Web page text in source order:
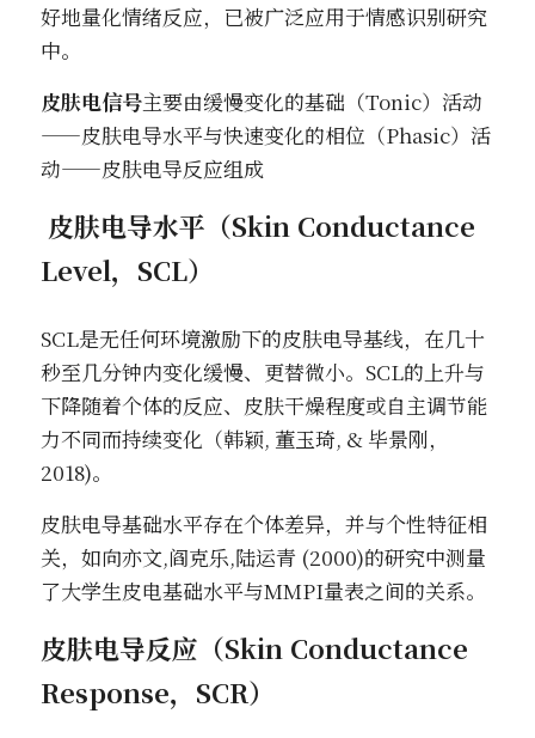
好地量化情绪反应，已被广泛应用于情感识别研究
中。
皮肤电信号主要由缓慢变化的基础（Tonic）活动
——皮肤电导水平与快速变化的相位（Phasic）活
动——皮肤电导反应组成
Level，SCL）
SCL是无任何环境激励下的皮肤电导基线，在几十
秒至几分钟内变化缓慢、更替微小。SCL的上升与
下降随着个体的反应、皮肤干燥程度或自主调节能
力不同而持续变化（韩颖, 董玉琦, & 毕景刚，
2018)。
皮肤电导基础水平存在个体差异，并与个性特征相
关，如向亦文,阎克乐,陆运青 (2000)的研究中测量
了大学生皮电基础水平与MMPI量表之间的关系。
皮肤电导反应（Skin Conductance
Response，SCR）